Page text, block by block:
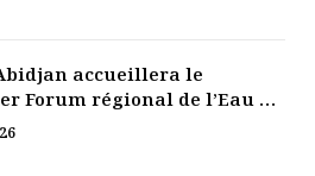
accueillera le
Forum régional de l’Eau de
de l’Ouest